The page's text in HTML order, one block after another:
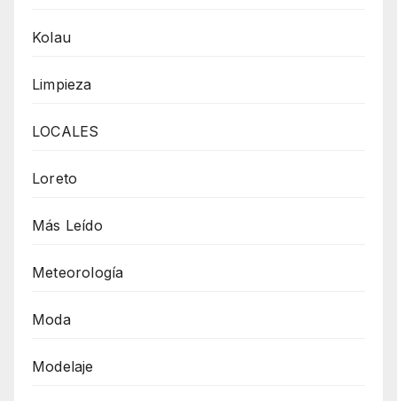
Kolau
Limpieza
LOCALES
Loreto
Más Leído
Meteorología
Moda
Modelaje